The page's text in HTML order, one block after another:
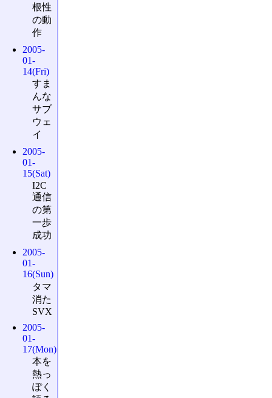
根性
の動
作
2005-
01-
14(Fri)
すま
んな
サブ
ウェ
イ
2005-
01-
15(Sat)
I2C
通信
の第
一歩
成功
2005-
01-
16(Sun)
タマ
消た
SVX
2005-
01-
17(Mon)
本を
熱っ
ぽく